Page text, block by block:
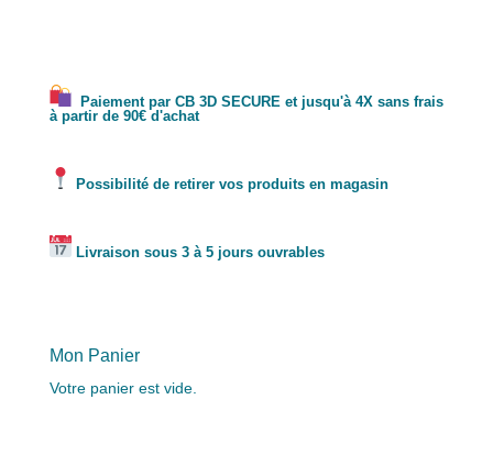
Paiement par CB 3D SECURE et jusqu'à 4X sans frais
à partir de 90€ d'achat
Possibilité de retirer vos produits en magasin
Livraison sous 3 à 5 jours ouvrables
Mon Panier
Votre panier est vide.